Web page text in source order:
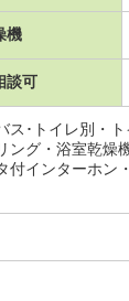
機
談可
ス･トイレ別・
ング・浴室乾燥
付インターホ